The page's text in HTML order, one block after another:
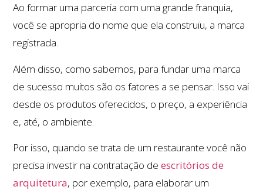
Ao formar uma parceria com uma grande franquia,
você se apropria do nome que ela construiu, a marca
registrada.
Além disso, como sabemos, para fundar uma marca
de sucesso muitos são os fatores a se pensar. Isso vai
desde os produtos oferecidos, o preço, a experiência
e, até, o ambiente.
Por isso, quando se trata de um restaurante você não
precisa investir na contratação deescritórios de
arquitetura, por exemplo, para elaborar um